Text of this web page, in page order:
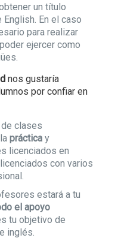
un título
En el caso
para realizar
ejercer como
nos gustaría
por confiar en
clases
práctica y
licenciados en
con varios
estará a tu
el apoyo
tu objetivo de
inglés.